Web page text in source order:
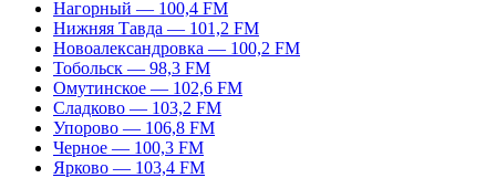
Нагорный — 100,4 FM
Нижняя Тавда — 101,2 FM
Новоалександровка — 100,2 FM
Тобольск — 98,3 FM
Омутинское — 102,6 FM
Сладково — 103,2 FM
Упорово — 106,8 FM
Черное — 100,3 FM
Ярково — 103,4 FM